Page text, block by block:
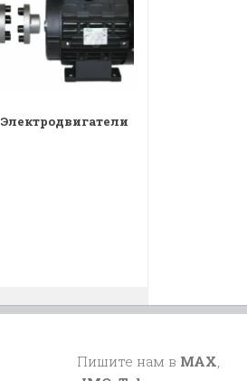
Электродвигатели
Пишите нам в MAX,